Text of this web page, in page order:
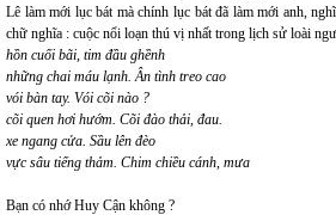
Lê làm mới lục bát mà chính lục bát đã làm mới anh,
chữ nghĩa : cuộc nổi loạn thú vị nhất trong lịch sử loài
hồn cuối bãi, tim đầu ghềnh
những chai máu lạnh. Ân tình treo cao
vói bàn tay. Vói cõi nào ?
cõi quen hơi hướm. Cõi đào thải, đau.
xe ngang cửa. Sầu lên đèo
vực sâu tiếng thảm. Chim chiều cánh, mưa
Bạn có nhớ Huy Cận không ?